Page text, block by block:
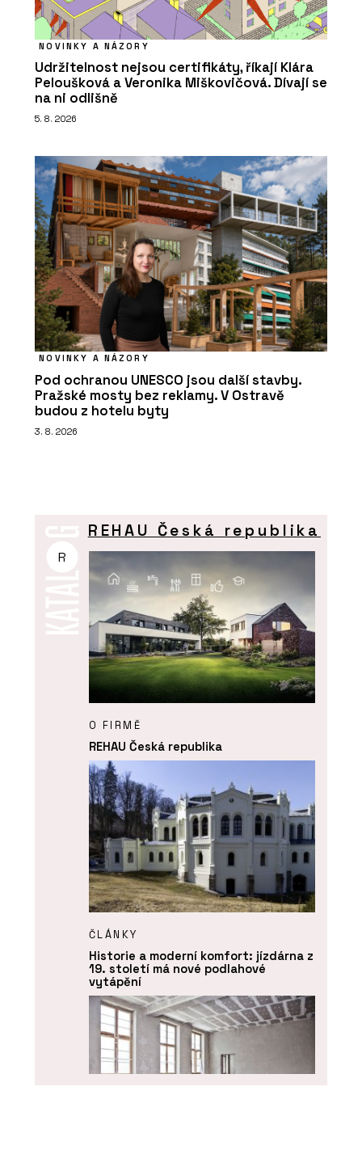
NOVINKY A NÁZORY
Udržitelnost nejsou certifikáty, říkají Klára
Peloušková a Veronika Miškovičová. Dívají se
na ni odlišně
5. 8. 2026
NOVINKY A NÁZORY
Pod ochranou UNESCO jsou další stavby.
Pražské mosty bez reklamy. V Ostravě
budou z hotelu byty
3. 8. 2026
R
REHAU Česká republika
O FIRMĚ
REHAU Česká republika
ČLÁNKY
Historie a moderní komfort: jízdárna z
19. století má nové podlahové
vytápění